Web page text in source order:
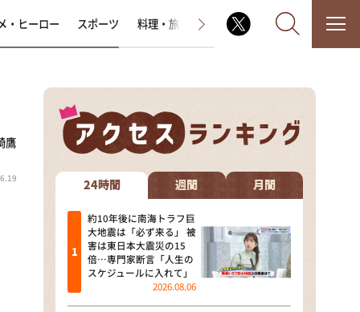
なるみ・岡村の過ぎるTV
相席食堂
これ余談なんですけど・・・
～人生密着トークバラエティ！
～ やすとものいたって真剣です
探偵！ナイトスクープ
・ヒーロー スポーツ 料理・旅 ラジオ番組 その他
鷹
24時間 週間 月間
約10年後に南海トラフ巨
大地震は「必ず来る」 被
害は東日本大震災の15
倍…専門家断言「人生の
スケジュールに入れて」
2026.08.06